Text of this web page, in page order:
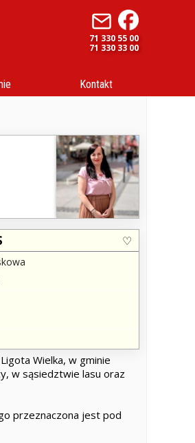
71 330 55 00
71 330 33 00
Kontakt
Wielka, w gminie
w sąsiedztwie lasu oraz
przeznaczona jest pod